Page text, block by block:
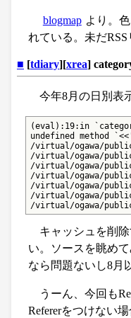
blogmap より。
れている。未だRSS
■ [tdiary][xrea]
今年8月の日別表
(eval):19:in
undefined method
/virtual/ogawa/
/virtual/ogawa/
/virtual/ogawa/
/virtual/ogawa/
/virtual/ogawa/
/virtual/ogawa/
/virtual/ogawa/
キャッシュを削
い。ソースを眺め
なら問題ないし8月
うーん、今回も
Refererをつけない